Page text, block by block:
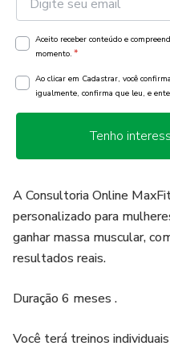
Aceito receber conteúdo e
momento. *
Ao clicar em Cadastrar, você
igualmente, confirma que leu, e
Tenho
A Consultoria Online
personalizado para
ganhar massa muscular,
resultados reais.
Duração 6 meses .
Você terá treinos